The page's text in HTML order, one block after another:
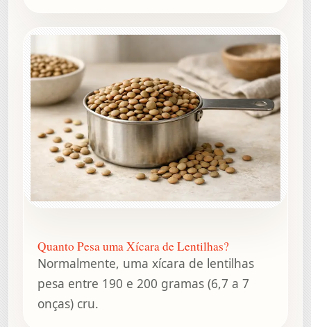
Quanto Pesa uma Xícara de Lentilhas?
Normalmente, uma xícara de lentilhas
pesa entre 190 e 200 gramas (6,7 a 7
onças) cru.